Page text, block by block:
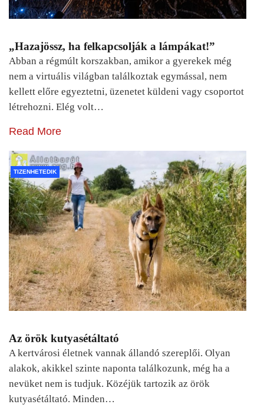
„Hazajössz, ha felkapcsolják a lámpákat!”
Abban a régmúlt korszakban, amikor a gyerekek még
nem a virtuális világban találkoztak egymással, nem
kellett előre egyeztetni, üzenetet küldeni vagy csoportot
létrehozni. Elég volt…
Read More
TIZENHETEDIK
Az örök kutyasétáltató
A kertvárosi életnek vannak állandó szereplői. Olyan
alakok, akikkel szinte naponta találkozunk, még ha a
nevüket nem is tudjuk. Közéjük tartozik az örök
kutyasétáltató. Minden…